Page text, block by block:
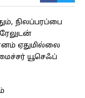
நிலப்பரப்பை
ஏதுமில்லை
யூசெஃப்